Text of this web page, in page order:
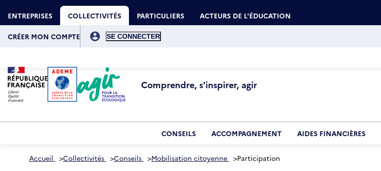
au
contenu
principal
ENTREPRISES COLLECTIVITÉS PARTICULIERS ACTEURS DE L'ÉDUCATION
compte
CRÉER MON COMPTE
Comprendre, s'inspirer, agir
CONSEILS ACCOMPAGNEMENT AIDES FINANCIÈRES
Accueil >Collectivités >Conseils >Mobilisation citoyenne >Participation